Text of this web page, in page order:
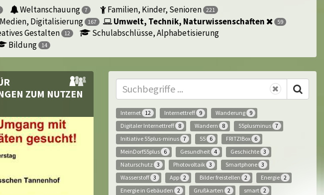
Weltanschauung 7 Familien, Kinder, Senioren 221
Digitalisierung 167 Umwelt, Technik, Naturwissenschaften 59
Gestalten 12
Schulabschlüsse, Alphabetisierung
Bildung 14
Internet 12 Internettreff 9 Wanderung 9
Digitaler Internettreff 8 Wandern 8 55plusminus 7
Initiative 55plus-minus 7 55 6 FRITZ!Box 6
MeinDorf55plus 6 Gesundheit 4 Geschichte 3
Naturschutz 3 Photovoltaik 3 Smartphone 3
Wasserstoff 3 App 2 Bilder freistellen 2 Energie 2
Energie in Gebäuden 2 Grußkarten 2 smart 2
ZUM NUTZEN